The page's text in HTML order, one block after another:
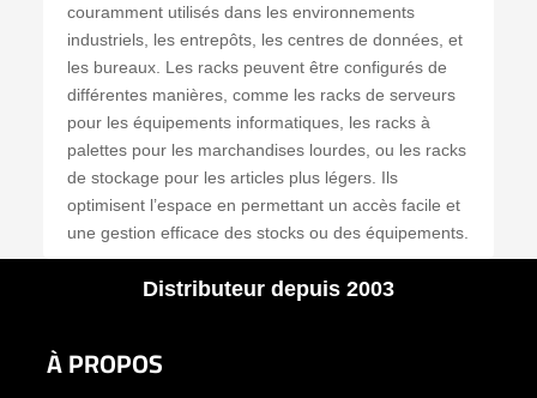
couramment utilisés dans les environnements
industriels, les entrepôts, les centres de données, et
les bureaux. Les racks peuvent être configurés de
différentes manières, comme les racks de serveurs
pour les équipements informatiques, les racks à
palettes pour les marchandises lourdes, ou les racks
de stockage pour les articles plus légers. Ils
optimisent l’espace en permettant un accès facile et
une gestion efficace des stocks ou des équipements.
Distributeur depuis 2003
À PROPOS